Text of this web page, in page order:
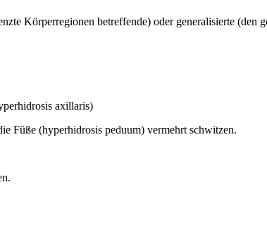
Körperregionen betreffende) oder generalisierte (den
axillaris)
Füße (hyperhidrosis peduum) vermehrt schwitzen.